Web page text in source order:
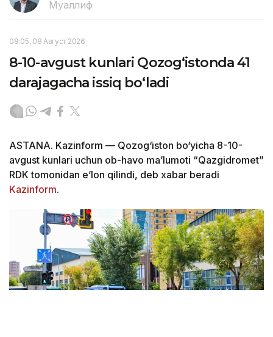
Муаллиф
08:05, 08 Август 2026
8-10-avgust kunlari Qozog‘istonda 41
darajagacha issiq bo‘ladi
ASTANA. Kazinform — Qozog‘iston bo‘yicha 8-10-
avgust kunlari uchun ob-havo ma’lumoti “Qazgidromet”
RDK tomonidan e’lon qilindi, deb xabar beradi
Kazinform.